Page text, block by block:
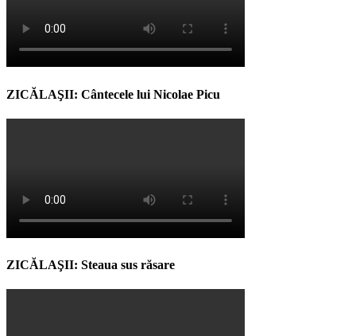
ZICĂLAŞII: Cântecele lui Nicolae Picu
ZICĂLAŞII: Steaua sus răsare